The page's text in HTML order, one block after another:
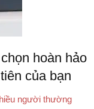
hoàn hảo
của bạn
người thường